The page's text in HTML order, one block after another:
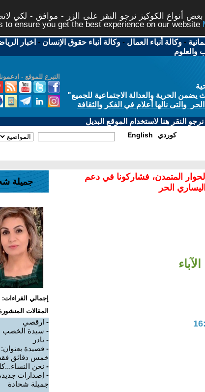
أنواع الكوكيز نرجو النقر على الزر - موافق - لكي
to ensure you get the best experience on our website
-وكالة أنباء العمال -وكالة أنباء حقوق الإنسان - اخبار
والعلوم
التبرع للموقع - ادعمونا
الحرية والعدالة الاجتماعية للجميع"
والتى نالها أعلام في الفكر والثقافة
النقر هنا لاستخدام الموقع البديل
English كوردي
المتمدن، فشاركونا في دعم
الحر
جميلة
إجمالي القراءات: 682,162
المقالات المنشورة:
- ارقصي
- سيدة الخصب
- نادر
- قصيدة
خمس دقائق
- نحن
- إصدارات
جميلة شحادة